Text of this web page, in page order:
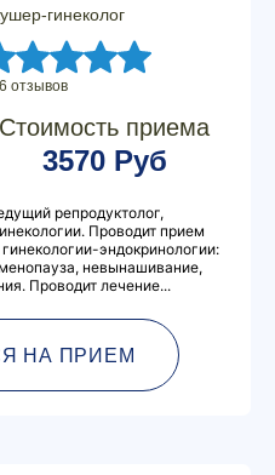
гинеколог
отзывов
Стоимость приема
3570 Руб
репродуктолог,
Проводит прием
эндокринологии:
невынашивание,
Проводит лечение...
НА ПРИЕМ